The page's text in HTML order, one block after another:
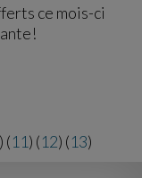
ce mois-ci
) (11) (12) (13)